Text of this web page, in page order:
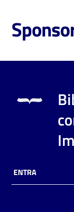
puoi
Risorse
online
ENTRA